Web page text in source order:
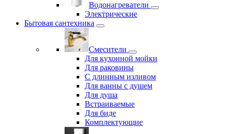
Водонагреватели
Электрические
Бытовая сантехника
Смесители
Для кухонной мойки
Для раковины
С длинным изливом
Для ванны с душем
Для душа
Встраиваемые
Для биде
Комплектующие